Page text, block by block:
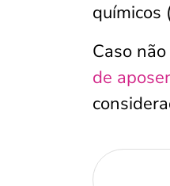
químicos
Caso
de